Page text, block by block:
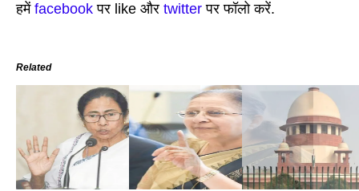
हमें facebook पर like और twitterपर फॉलो करें.
Related